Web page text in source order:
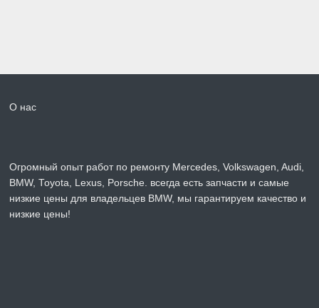
О нас
Огромный опыт работ по ремонту Mercedes, Volkswagen, Audi,
BMW, Toyota, Lexus, Porsche. всегда есть запчасти и самые
низкие цены для владельцев BMW, мы гарантируем качество и
низкие цены!